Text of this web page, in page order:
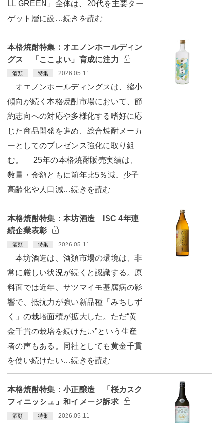
LL GREEN」全体は、20代を主要ター
ゲット層に設…続きを読む
本格焼酎特集：オエノンホールディン
グス 「ここよい」育成に注力
酒類 特集 2026.05.11
オエノンホールディングスは、縮小
傾向が続く本格焼酎市場において、節
約志向への対応や多様化する嗜好に応
じた商品開発を進め、総合焼酎メーカ
ーとしてのプレゼンス強化に取り組
む。 25年の本格焼酎販売実績は、
数量・金額ともに前年比5％減。少子
高齢化や人口減…続きを読む
本格焼酎特集：本坊酒造 ISC 4年連
続企業表彰
酒類 特集 2026.05.11
本坊酒造は、酒類市場の環境は、非
常に厳しい状況が続くと認識する。原
料面では近年、サツマイモ基腐病の影
響で、抵抗力が強い新品種「みちしず
く」の栽培面積が拡大した。ただ“黄
金千貫の栽培を続けたい”という生産
者の声もある。同社としても黄金千貫
を使い続けたい…続きを読む
本格焼酎特集：小正醸造 「桜カスク
フィニッシュ」和イメージ訴求
酒類 特集 2026.05.11